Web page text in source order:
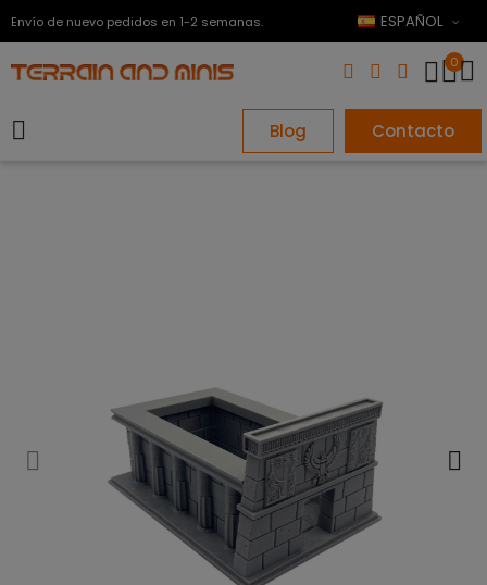
Envío de nuevo pedidos en 1-2 semanas. ESPAÑOL
0
Blog Contacto